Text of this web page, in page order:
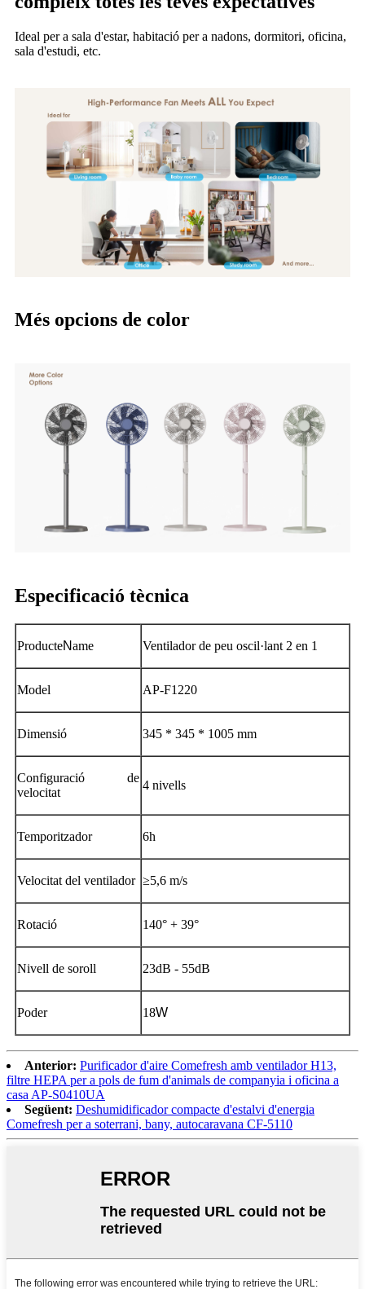
Ideal per a sala d'estar, habitació per a nadons, dormitori, oficina,
sala d'estudi, etc.
Més opcions de color
Especificació tècnica
ProducteName Ventilador de peu oscil·lant 2 en 1
Model AP-F1220
Dimensió 345 * 345 * 1005 mm
Configuració de
velocitat
4 nivells
Temporitzador 6h
Velocitat del ventilador ≥5,6 m/s
Rotació 140° + 39°
Nivell de soroll 23dB - 55dB
Poder 18W
Anterior: Purificador d'aire Comefresh amb ventilador H13,
filtre HEPA per a pols de fum d'animals de companyia i oficina a
casa AP-S0410UA
Següent: Deshumidificador compacte d'estalvi d'energia
Comefresh per a soterrani, bany, autocaravana CF-5110